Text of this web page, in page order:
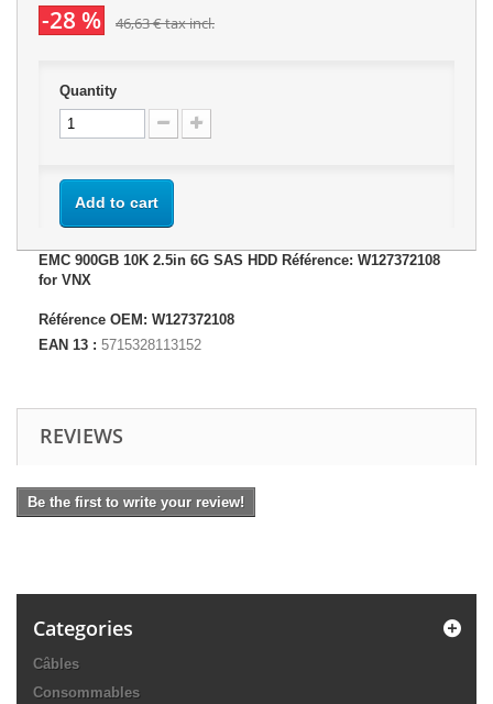
-28 % 46,63 €tax incl.
Quantity
Add to cart
EMC 900GB 10K 2.5in 6G SAS HDD Référence: W127372108
for VNX
Référence OEM: W127372108
EAN 13 : 5715328113152
REVIEWS
Be the first to write your review!
Categories
Câbles
Consommables